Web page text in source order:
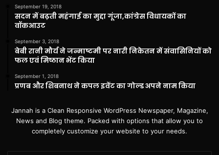
September 19, 2018
सदन में बढ़ती महंगाई का मुद्दा गूंजा,कांग्रेस विधायकों का
वॉकआउट
September 3, 2018
बेबी रानी मौर्य ने जन्माष्टमी पर नारी निकेतन में संवासिनियों को
फल एवं मिष्ठान भेंट किया
September 1, 2018
प्रणब और शिबनाथ ने कपल इवेंट का गोल्ड अपने नाम किया
Jannah is a Clean Responsive WordPress Newspaper, Magazine,
News and Blog theme. Packed with options that allow you to
completely customize your website to your needs.